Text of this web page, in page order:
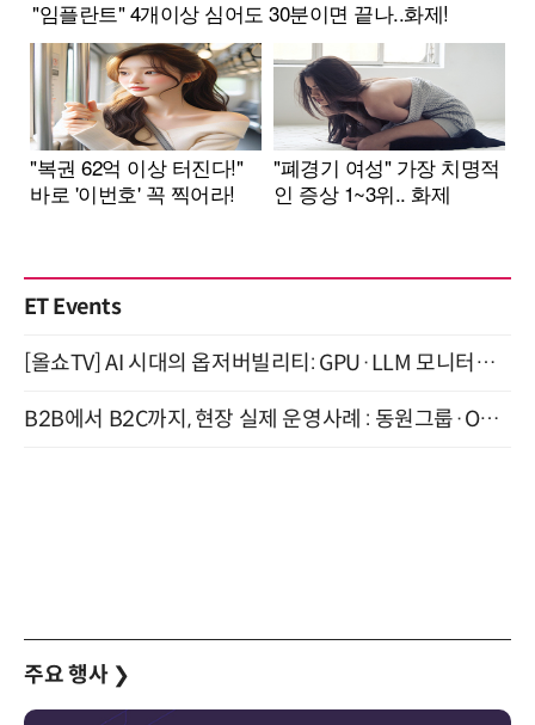
ET Events
[올쇼TV] AI 시대의 옵저버빌리티: GPU·LLM 모니터링부터 AI 기반 장애 대응까지 (8/11 생방송)
B2B에서 B2C까지, 현장 실제 운영사례 : 동원그룹·OCI·다이닝브랜즈그룹·당근 (8/27)
주요 행사 ❯